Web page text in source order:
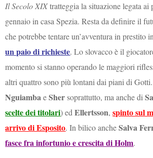
Il Secolo XIXtratteggia la situazione legata ai
gennaio in casa Spezia. Resta da definire il
che potrebbe tentare un’avventura in prestito
un paio di richieste. Lo slovacco è il
momento si stanno operando le maggiori
altri quattro sono più lontani dai piani di
NguiambaeShersoprattutto, ma anche di
scelte dei titolari) edEllertsson,spinto sul
arrivo di Esposito. In bilico ancheSalva
fasce fra infortunio e crescita di Holm.